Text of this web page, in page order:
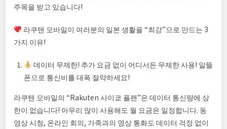
주목을 받고 있습니다!
라쿠텐 모바일이 여러분의 일본 생활을 “최강”으로 만드는 3
가지 이유!
데이터 무제한! 추가 요금 없이 어디서든 무제한 사용! 알뜰
폰으로 통신비를 대폭 절약하세요!
라쿠텐 모바일의 “Rakuten 사이쿄 플랜”은 데이터 통신량에 상
한이 없습니다! 아무리 많이 사용해도 월 요금은 일정합니다. 동
영상 시청, 온라인 회의, 가족과의 영상 통화도 데이터 걱정 없이